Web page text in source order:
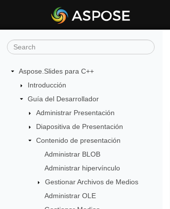
Aspose.Slides para C++
Introducción
Guía del Desarrollador
Administrar Presentación
Diapositiva de Presentación
Contenido de presentación
Administrar BLOB
Administrar hipervínculo
Gestionar Archivos de Medios
Administrar OLE